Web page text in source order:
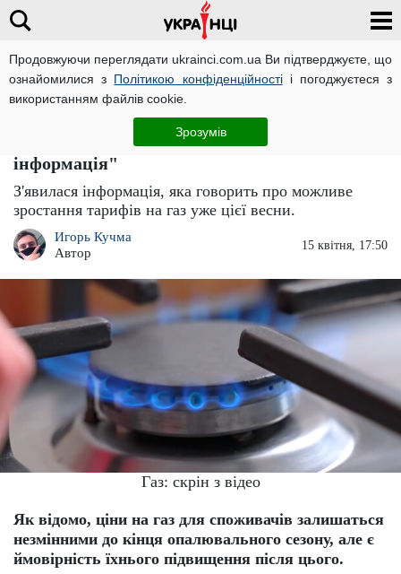
Продовжуючи переглядати ukrainci.com.ua Ви підтверджуєте, що
ознайомилися з Політикою конфіденційностіі погоджуєтеся з
використанням файлів cookie.
Зрозумів
Важливо
Тільки не падайте: скільки доведеться
платити за газ уже навесні – "інсайдерська
інформація"
З'явилася інформація, яка говорить про можливе
зростання тарифів на газ уже цієї весни.
Игорь Кучма
Автор
15 квітня, 17:50
Газ: скрін з відео
Як відомо, ціни на газ для споживачів залишаться
незмінними до кінця опалювального сезону, але є
ймовірність їхнього підвищення після цього.